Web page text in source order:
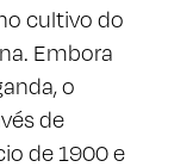
cultivo do
Embora
o
de
de 1900 e